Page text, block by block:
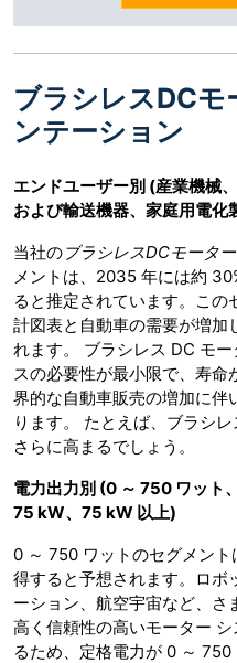
ブラシレスDCモ
ンテーション
エンドユーザー別 (産業機械
および輸送機器、家庭用電化
当社のブラシレスDCモータ
メントは、2035 年には約
ると推定されています。こ
計図表と自動車の需要が増加
れます。 ブラシレス DC モ
スの必要性が最小限で、寿
界的な自動車販売の増加に伴
ります。 たとえば、ブラシ
さらに高まるでしょう。
電力出力別 (0 ～ 750 ワット
75 kW、75 kW 以上)
0 ～ 750 ワットのセグメン
得すると予想されます。ロボ
ーション、航空宇宙など、
高く信頼性の高いモーター
るため、定格電力が 0 ～